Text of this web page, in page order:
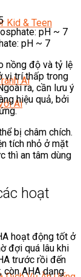
Kid & Teen
Ai
Ai
pH ~ 7
pH ~ 7
nồng độ và tỷ lệ
vị trí thấp trong
ra, cần lưu ý
hiệu quả, bởi
bị châm chích.
tích nhỏ ở mặt
thì an tâm dùng
hoạt
hoạt động tốt ở
đợi quá lâu khi
trước rồi đến
còn AHA dạng